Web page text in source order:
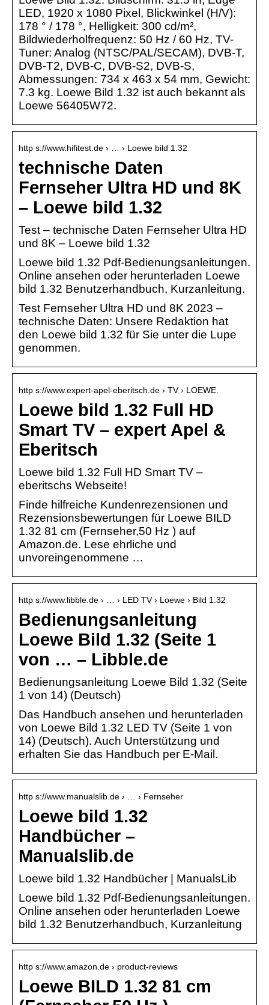
LED, 1920 x 1080 Pixel, Blickwinkel (H/V):
178 ° / 178 °, Helligkeit: 300 cd/m²,
Bildwiederholfrequenz: 50 Hz / 60 Hz, TV-
Tuner: Analog (NTSC/PAL/SECAM), DVB-T,
DVB-T2, DVB-C, DVB-S2, DVB-S,
Abmessungen: 734 x 463 x 54 mm, Gewicht:
7.3 kg. Loewe Bild 1.32 ist auch bekannt als
Loewe 56405W72.
http s://www.hifitest.de › … › Loewe bild 1.32
technische Daten
Fernseher Ultra HD und 8K
– Loewe bild 1.32
Test – technische Daten Fernseher Ultra HD
und 8K – Loewe bild 1.32
Loewe bild 1.32 Pdf-Bedienungsanleitungen.
Online ansehen oder herunterladen Loewe
bild 1.32 Benutzerhandbuch, Kurzanleitung.
Test Fernseher Ultra HD und 8K 2023 –
technische Daten: Unsere Redaktion hat
den Loewe bild 1.32 für Sie unter die Lupe
genommen.
http s://www.expert-apel-eberitsch.de › TV › LOEWE.
Loewe bild 1.32 Full HD
Smart TV – expert Apel &
Eberitsch
Loewe bild 1.32 Full HD Smart TV –
eberitschs Webseite!
Finde hilfreiche Kundenrezensionen und
Rezensionsbewertungen für Loewe BILD
1.32 81 cm (Fernseher,50 Hz ) auf
Amazon.de. Lese ehrliche und
unvoreingenommene …
http s://www.libble.de › … › LED TV › Loewe › Bild 1.32
Bedienungsanleitung
Loewe Bild 1.32 (Seite 1
von … – Libble.de
Bedienungsanleitung Loewe Bild 1.32 (Seite
1 von 14) (Deutsch)
Das Handbuch ansehen und herunterladen
von Loewe Bild 1.32 LED TV (Seite 1 von
14) (Deutsch). Auch Unterstützung und
erhalten Sie das Handbuch per E-Mail.
http s://www.manualslib.de › … › Fernseher
Loewe bild 1.32
Handbücher –
Manualslib.de
Loewe bild 1.32 Handbücher | ManualsLib
Loewe bild 1.32 Pdf-Bedienungsanleitungen.
Online ansehen oder herunterladen Loewe
bild 1.32 Benutzerhandbuch, Kurzanleitung
http s://www.amazon.de › product-reviews
Loewe BILD 1.32 81 cm